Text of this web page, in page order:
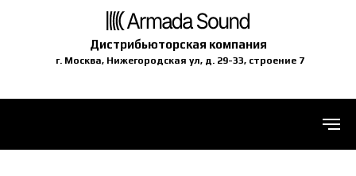
Дистрибьюторская компания
г. Москва, Нижегородская ул, д. 29-33, строение 7